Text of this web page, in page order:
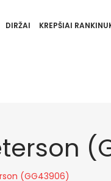
DIRŽAI KREPŠIAI
(GG43906)